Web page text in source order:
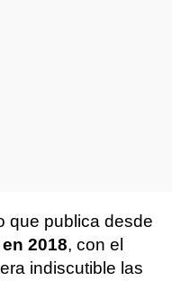
que publica desde
2018, con el
indiscutible las